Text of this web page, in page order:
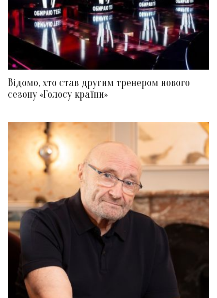
Відомо, хто став другим тренером нового
сезону «Голосу країни»